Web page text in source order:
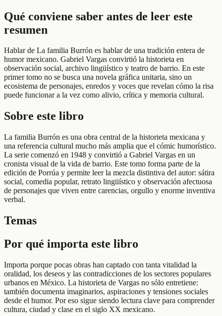
Qué conviene saber antes de leer este
resumen
Hablar de La familia Burrón es hablar de una tradición entera de
humor mexicano. Gabriel Vargas convirtió la historieta en
observación social, archivo lingüístico y teatro de barrio. En este
primer tomo no se busca una novela gráfica unitaria, sino un
ecosistema de personajes, enredos y voces que revelan cómo la risa
puede funcionar a la vez como alivio, crítica y memoria cultural.
Sobre este libro
La familia Burrón es una obra central de la historieta mexicana y
una referencia cultural mucho más amplia que el cómic humorístico.
La serie comenzó en 1948 y convirtió a Gabriel Vargas en un
cronista visual de la vida de barrio. Este tomo forma parte de la
edición de Porrúa y permite leer la mezcla distintiva del autor: sátira
social, comedia popular, retrato lingüístico y observación afectuosa
de personajes que viven entre carencias, orgullo y enorme inventiva
verbal.
Temas
Por qué importa este libro
Importa porque pocas obras han captado con tanta vitalidad la
oralidad, los deseos y las contradicciones de los sectores populares
urbanos en México. La historieta de Vargas no sólo entretiene:
también documenta imaginarios, aspiraciones y tensiones sociales
desde el humor. Por eso sigue siendo lectura clave para comprender
cultura, ciudad y clase en el siglo XX mexicano.